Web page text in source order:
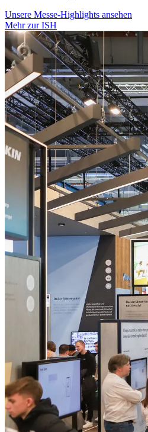
Unsere Messe-Highlights ansehen
Mehr zur ISH